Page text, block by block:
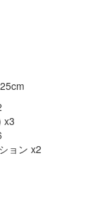
x2